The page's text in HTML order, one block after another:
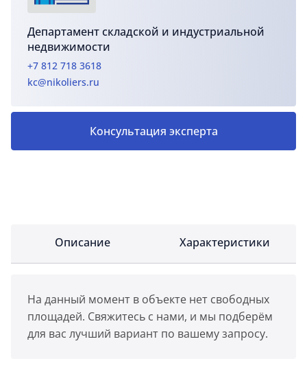
Департамент складской и индустриальной
недвижимости
+7 812 718 3618
kc@nikoliers.ru
Консультация эксперта
Описание Характеристики
На данный момент в объекте нет свободных
площадей. Свяжитесь с нами, и мы подберём
для вас лучший вариант по вашему запросу.